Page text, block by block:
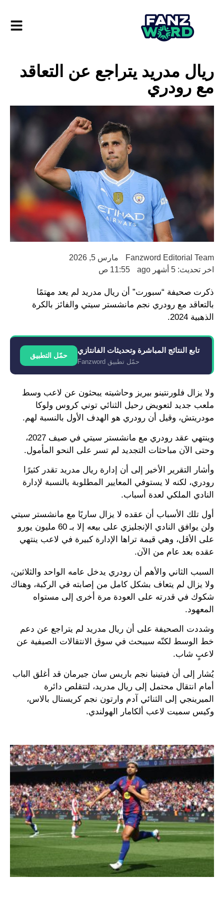
ريال مدريد يتراجع عن التعاقد
مع رودري
Fanzword Editorial Team
مارس 5, 2026
اخر تحديث: 5 أشهر ago
11:55 ص
ذكرت صحيفة “سبورت” أن ريال مدريد لم يعد مهتمًا
بالتعاقد مع رودري نجم مانشستر سيتي والفائز بالكرة
الذهبية 2024.
تابع النتائج المباشرة وتحديثات الفانتازي
حمّل تطبيق Fanzword
حمّل التطبيق
ولا يزال فلورنتينو بيريز وحاشيته يبحثون عن لاعب وسط
ملعب جديد لتعويض رحيل الثنائي توني كروس ولوكا
مودريتش، وقيل أن رودري هو الهدف الأول بالنسبة لهم.
وينتهي عقد رودري مع مانشستر سيتي في صيف 2027،
وحتى الآن مباحثات التجديد لم تسر على النحو المأمول.
وأشار التقرير الأخير إلى أن إدارة ريال مدريد تقدر كثيرًا
رودري، لكنه لا يستوفي المعايير المطلوبة بالنسبة لإدارة
النادي الملكي لعدة أسباب.
أول تلك الأسباب أن عقده لا يزال ساريًا مع مانشستر سيتي
ولن يوافق النادي الإنجليزي على بيعه إلا بـ 60 مليون يورو
على الأقل، وهي قيمة تراها الإدارة كبيرة في لاعب ينتهي
عقده بعد عام من الآن.
السبب الثاني والأهم أن رودري يدخل عامه الواحد والثلاثين،
ولا يزال لم يتعاف بشكل كامل من إصابته في الركبة، وهناك
شكوك في قدرته على العودة مرة أخرى إلى مستواه
المعهود.
وشددت الصحيفة على أن ريال مدريد لم يتراجع عن دعم
خط الوسط لكنّه سيبحث في سوق الانتقالات الصيفية عن
لاعبٍ شاب.
يُشار إلى أن فيتينيا نجم باريس سان جيرمان قد أغلق الباب
أمام انتقال محتمل إلى ريال مدريد، لتتقلص دائرة
الميرينجي إلى الثنائي آدم وارتون نجم كريستال بالاس،
وكيس سميت لاعب ألكامار الهولندي.